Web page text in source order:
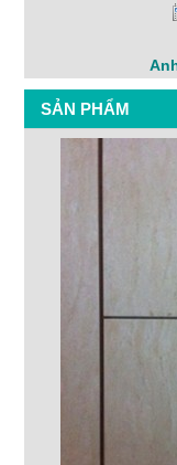
SẢN PHẨM